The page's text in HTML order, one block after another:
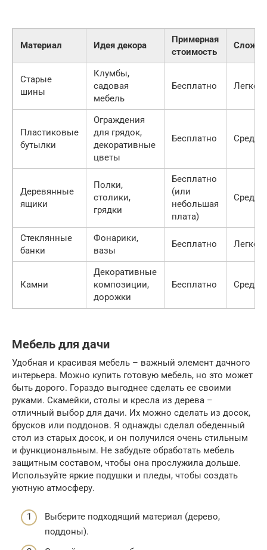
Материал Идея декора
Примерная
стоимость
Старые
шины
Клумбы,
садовая
мебель
Бесплатно Легко
Пластиковые
бутылки
Ограждения
для грядок,
декоративные
цветы
Бесплатно Средне
Деревянные
ящики
Полки,
столики,
грядки
Бесплатно
(или
небольшая
плата)
Средне
Стеклянные
банки
Фонарики,
вазы
Бесплатно Легко
Камни
Декоративные
композиции,
дорожки
Бесплатно Средне
Мебель для дачи
Удобная и красивая мебель – важный элемент дачного
интерьера. Можно купить готовую мебель, но это может
быть дорого. Гораздо выгоднее сделать ее своими
руками. Скамейки, столы и кресла из дерева –
отличный выбор для дачи. Их можно сделать из досок,
брусков или поддонов. Я однажды сделал обеденный
стол из старых досок, и он получился очень стильным
и функциональным. Не забудьте обработать мебель
защитным составом, чтобы она прослужила дольше.
Используйте яркие подушки и пледы, чтобы создать
уютную атмосферу.
Выберите подходящий материал (дерево,
поддоны).